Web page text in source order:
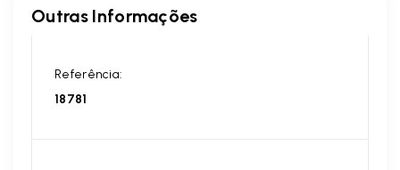
Outras Informações
Referência:
18781